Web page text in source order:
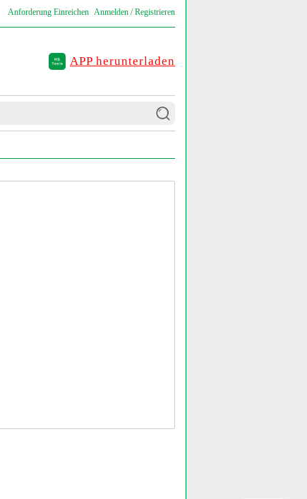
Anforderung Einreichen Anmelden / Registrieren
APP herunterladen